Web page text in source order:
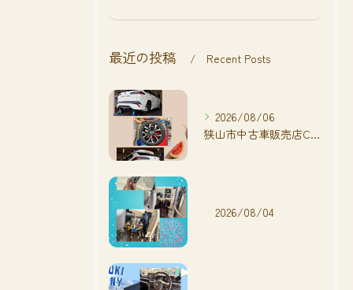
最近の投稿 Recent Posts
2026/08/06
狭山市中古車販売店CarShop FACT.🚗
2026/08/04